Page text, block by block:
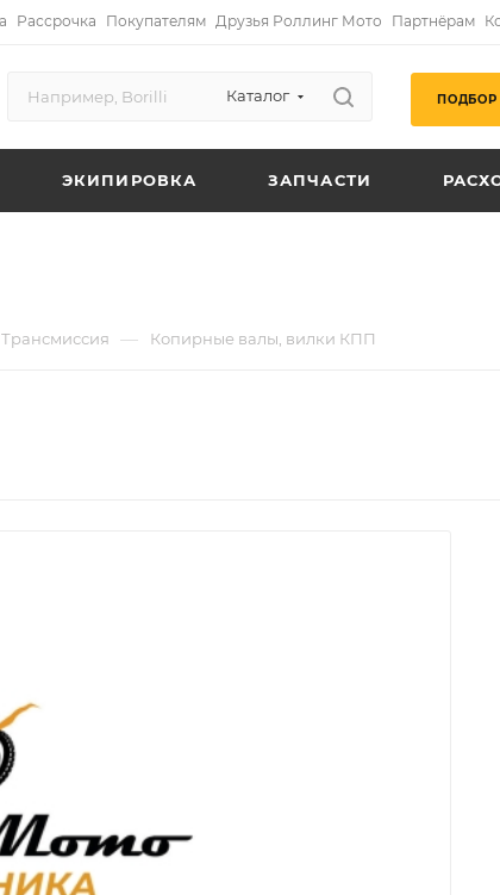
Рассрочка Покупателям Друзья Роллинг Мото Партнёрам
Каталог ПОДБОР
ЭКИПИРОВКА ЗАПЧАСТИ
— Копирные валы, вилки КПП